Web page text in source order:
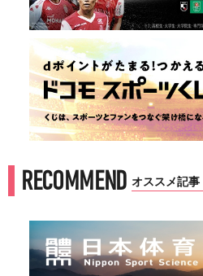
RECOMMEND オススメ記事